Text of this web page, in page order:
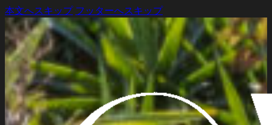
本文へスキップ フッターへスキップ